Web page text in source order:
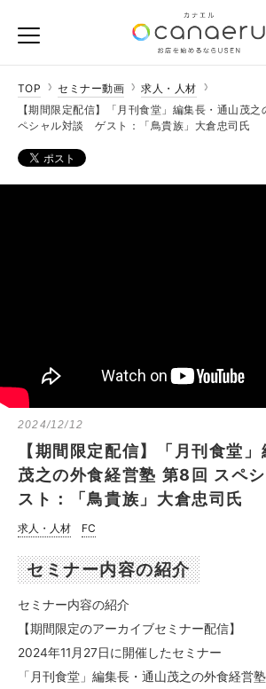
TOP セミナー動画
求人・人材
【期間限定配信】「月刊食堂」編集長・通山茂
ペシャル対談 ゲスト：「鳥貴族」大倉忠司氏
2024/12/12
【期間限定配信】「月刊食堂
茂之の外食経営塾 第8回 スペ
スト：「鳥貴族」大倉忠司氏
求人・人材 FC
セミナー内容の紹介
セミナー内容の紹介
【期間限定のアーカイブセミナー配信】
2024年11月27日に開催したセミナー
「月刊食堂」編集長・通山茂之の外食経営塾